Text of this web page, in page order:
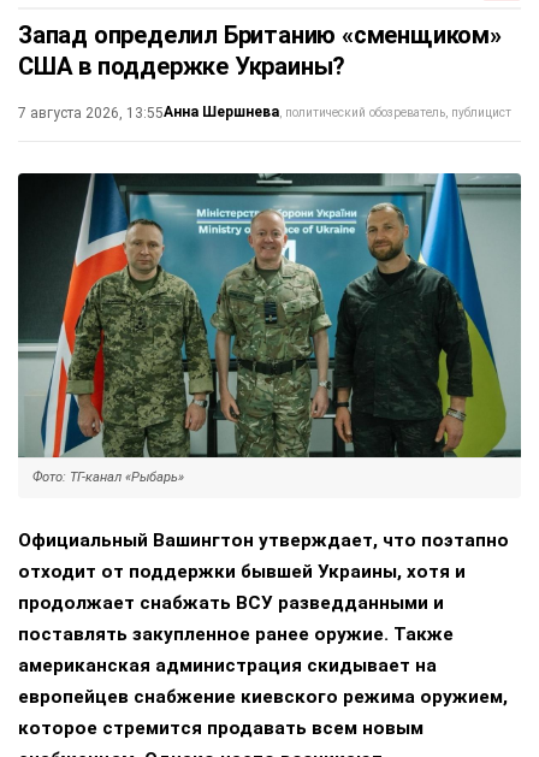
Запад определил Британию «сменщиком»
США в поддержке Украины?
7 августа 2026, 13:55Анна Шершнева политический обозреватель, публицист
Фото: ТГ-канал «Рыбарь»
Официальный Вашингтон утверждает, что поэтапно
отходит от поддержки бывшей Украины, хотя и
продолжает снабжать ВСУ разведданными и
поставлять закупленное ранее оружие. Также
американская администрация скидывает на
европейцев снабжение киевского режима оружием,
которое стремится продавать всем новым